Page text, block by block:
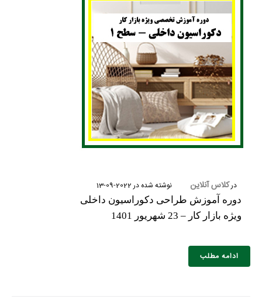
درکلاس آنلاین نوشته شده در2022-09-13
دوره آموزش طراحی دکوراسیون داخلی
ویژه بازار کار – 23 شهریور 1401
ادامه مطلب